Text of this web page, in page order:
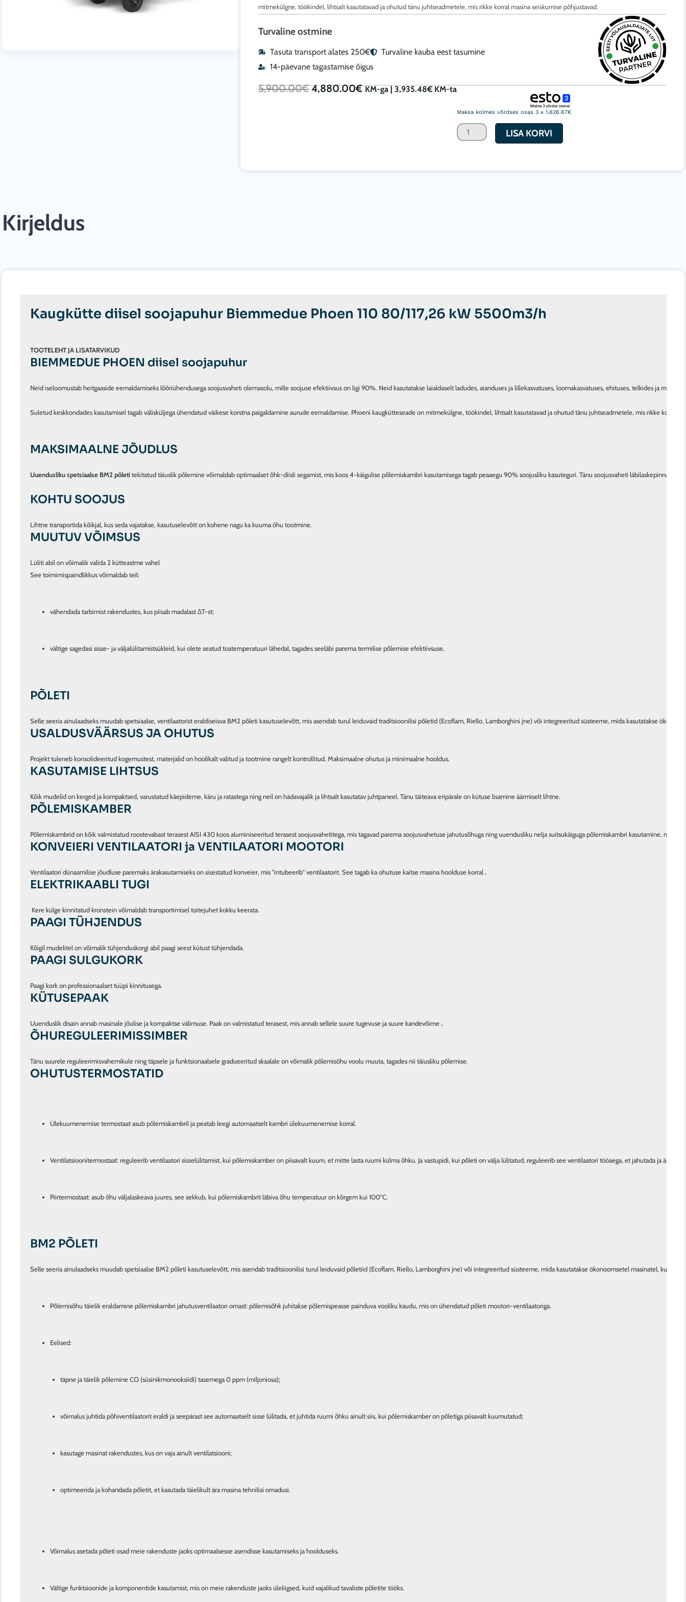
mitmekülgne, töökindel, lihtsalt kasutatavad ja ohutud tänu juhtseadmetele, mis rikke korral masina seiskumise põhjustavad.
Turvaline ostmine
Tasuta transport alates 250€
Turvaline kauba eest tasumine
14-päevane tagastamise õigus
5,900.00€Algne
hind
oli:5,900.00€.
4,880.00€Current
price
is:4,880.00€.
KM-ga |3,935.48€ KM-ta
Maksa kolmes võrdses osas 3 x 1,626.67€
Kaugkütte
diisel
soojapuhur
Biemmedue
LISA KORVI
Kirjeldus
Kaugkütte diisel soojapuhur Biemmedue Phoen 110 80/117,26 kW 5500m3/h
TOOTELEHT JA LISATARVIKUD
BIEMMEDUE PHOEN diisel soojapuhur
Neid iseloomustab heitgaaside eemaldamiseks lõõriühendusega soojusvaheti olemasolu, mille soojuse efektiivsus on ligi 90%. Neid kasutatakse laialdaselt ladudes, aianduses ja lillekasvatuses, loomakasvatuses, ehituses, telkides ja
Suletud keskkondades kasutamisel tagab välisküljega ühendatud väikese korstna paigaldamine aurude eemaldamise. Phoeni kaugkütteseade on mitmekülgne, töökindel, lihtsalt kasutatavad ja ohutud tänu juhtseadmetele, mis rikke korral
MAKSIMAALNE JÕUDLUS
Uuendusliku spetsiaalse BM2 põleti
KOHTU SOOJUS
MUUTUV VÕIMSUS
Lüliti abil on võimalik valida 2 kütteastme vahel
vähendada tarbimist rakendustes, kus piisab madalast ∆T-st;
vältige sagedasi sisse- ja väljalülitamistsükleid, kui olete seatud toatemperatuuri lähedal, tagades seeläbi parema termilise põlemise efektiivsuse.
PÕLETI
USALDUSVÄÄRSUS JA OHUTUS
KASUTAMISE LIHTSUS
PÕLEMISKAMBER
KONVEIERI VENTILAATORI ja VENTILAATORI MOOTORI
Ventilaatori dünaamilise jõudluse paremaks ärakasutamiseks on sisestatud konveier, mis "intubeerib" ventilaatorit. See tagab ka ohutuse kaitse masina hoolduse korral .
ELEKTRIKAABLI TUGI
PAAGI TÜHJENDUS
PAAGI SULGUKORK
KÜTUSEPAAK
Uuenduslik disain annab masinale jõulise ja kompaktse välimuse. Paak on valmistatud terasest, mis annab sellele suure tugevuse ja suure kandevõime .
ÕHUREGULEERIMISSIMBER
OHUTUSTERMOSTATID
Ülekuumenemise termostaat asub põlemiskambril ja peatab leegi automaatselt kambri ülekuumenemise korral.
Ventilatsioonitermostaat: reguleerib ventilaatori sisselülitamist, kui põlemiskamber on piisavalt kuum, et mitte lasta ruumi külma õhku. Ja vastupidi, kui põleti on välja lülitatud, reguleerib see ventilaatori tööaega, et jahutada ja ära
Piirtermostaat: asub õhu väljalaskeava juures, see sekkub, kui põlemiskambrit läbiva õhu temperatuur on kõrgem kui 100°C.
BM2 PÕLETI
Põlemisõhu täielik eraldamine põlemiskambri jahutusventilaatori omast: põlemisõhk juhitakse põlemispeasse painduva vooliku kaudu, mis on ühendatud põleti mootori-ventilaatoriga.
täpne ja täielik põlemine CO (süsinikmonooksiidi) tasemega 0 ppm (miljoniosa);
võimalus juhtida põhiventilaatorit eraldi ja seepärast see automaatselt sisse lülitada, et juhtida ruumi õhku ainult siis, kui põlemiskamber on põletiga piisavalt kuumutatud;
kasutage masinat rakendustes, kus on vaja ainult ventilatsiooni;
optimeerida ja kohandada põletit, et kasutada täielikult ära masina tehnilisi omadusi.
Võimalus asetada põleti osad meie rakenduste jaoks optimaalsesse asendisse kasutamiseks ja hoolduseks.
Vältige funktsioonide ja komponentide kasutamist, mis on meie rakenduste jaoks üleliigsed, kuid vajalikud tavaliste põletite tööks.